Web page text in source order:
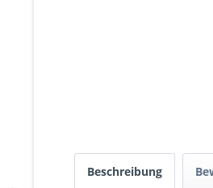
Beschreibung